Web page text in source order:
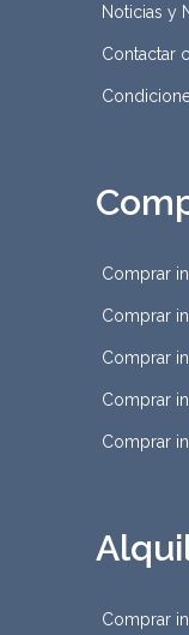
Noticias y
Contactar
Comprar
Comprar
Comprar
Comprar
Comprar
Comprar